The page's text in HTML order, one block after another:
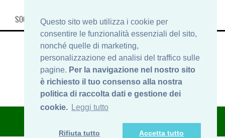
Questo sito web utilizza i cookie per
consentire le funzionalità essenziali del sito,
nonché quelle di marketing,
personalizzazione ed analisi del traffico sulle
pagine. Per la navigazione nel nostro sito
è richiesto il tuo consenso alla nostra
politica di raccolta dati e gestione dei
cookie. Leggi tutto
Rifiuta tutto Accetta tutto
SOCIAL, INFO & SHOP
ITINERARIDIPESCA.IT